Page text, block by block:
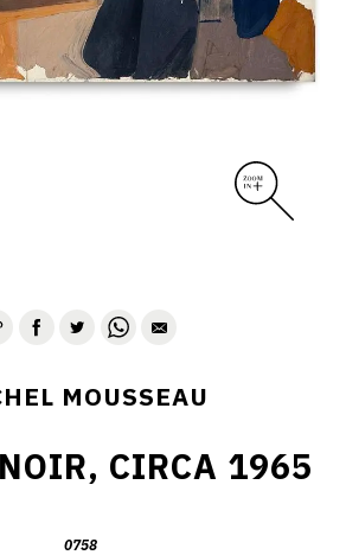
MOUSSEAU
CIRCA 1965
0758